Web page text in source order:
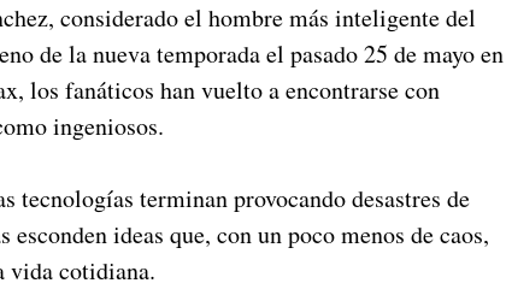
considerado el hombre más inteligente del
de la nueva temporada el pasado 25 de mayo en
los fanáticos han vuelto a encontrarse con
ingeniosos.
tecnologías terminan provocando desastres de
esconden ideas que, con un poco menos de caos,
vida cotidiana.